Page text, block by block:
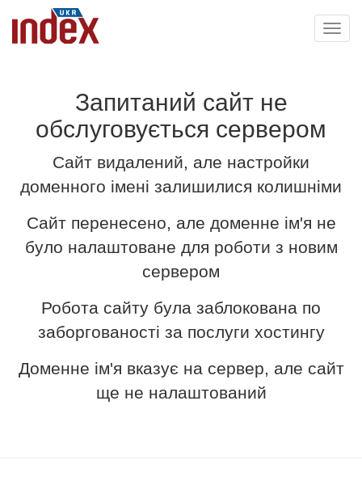
Запитаний сайт не
обслуговується сервером
Сайт видалений, але настройки
доменного імені залишилися колишніми
Сайт перенесено, але доменне ім'я не
було налаштоване для роботи з новим
сервером
Робота сайту була заблокована по
заборгованості за послуги хостингу
Доменне ім'я вказує на сервер, але сайт
ще не налаштований